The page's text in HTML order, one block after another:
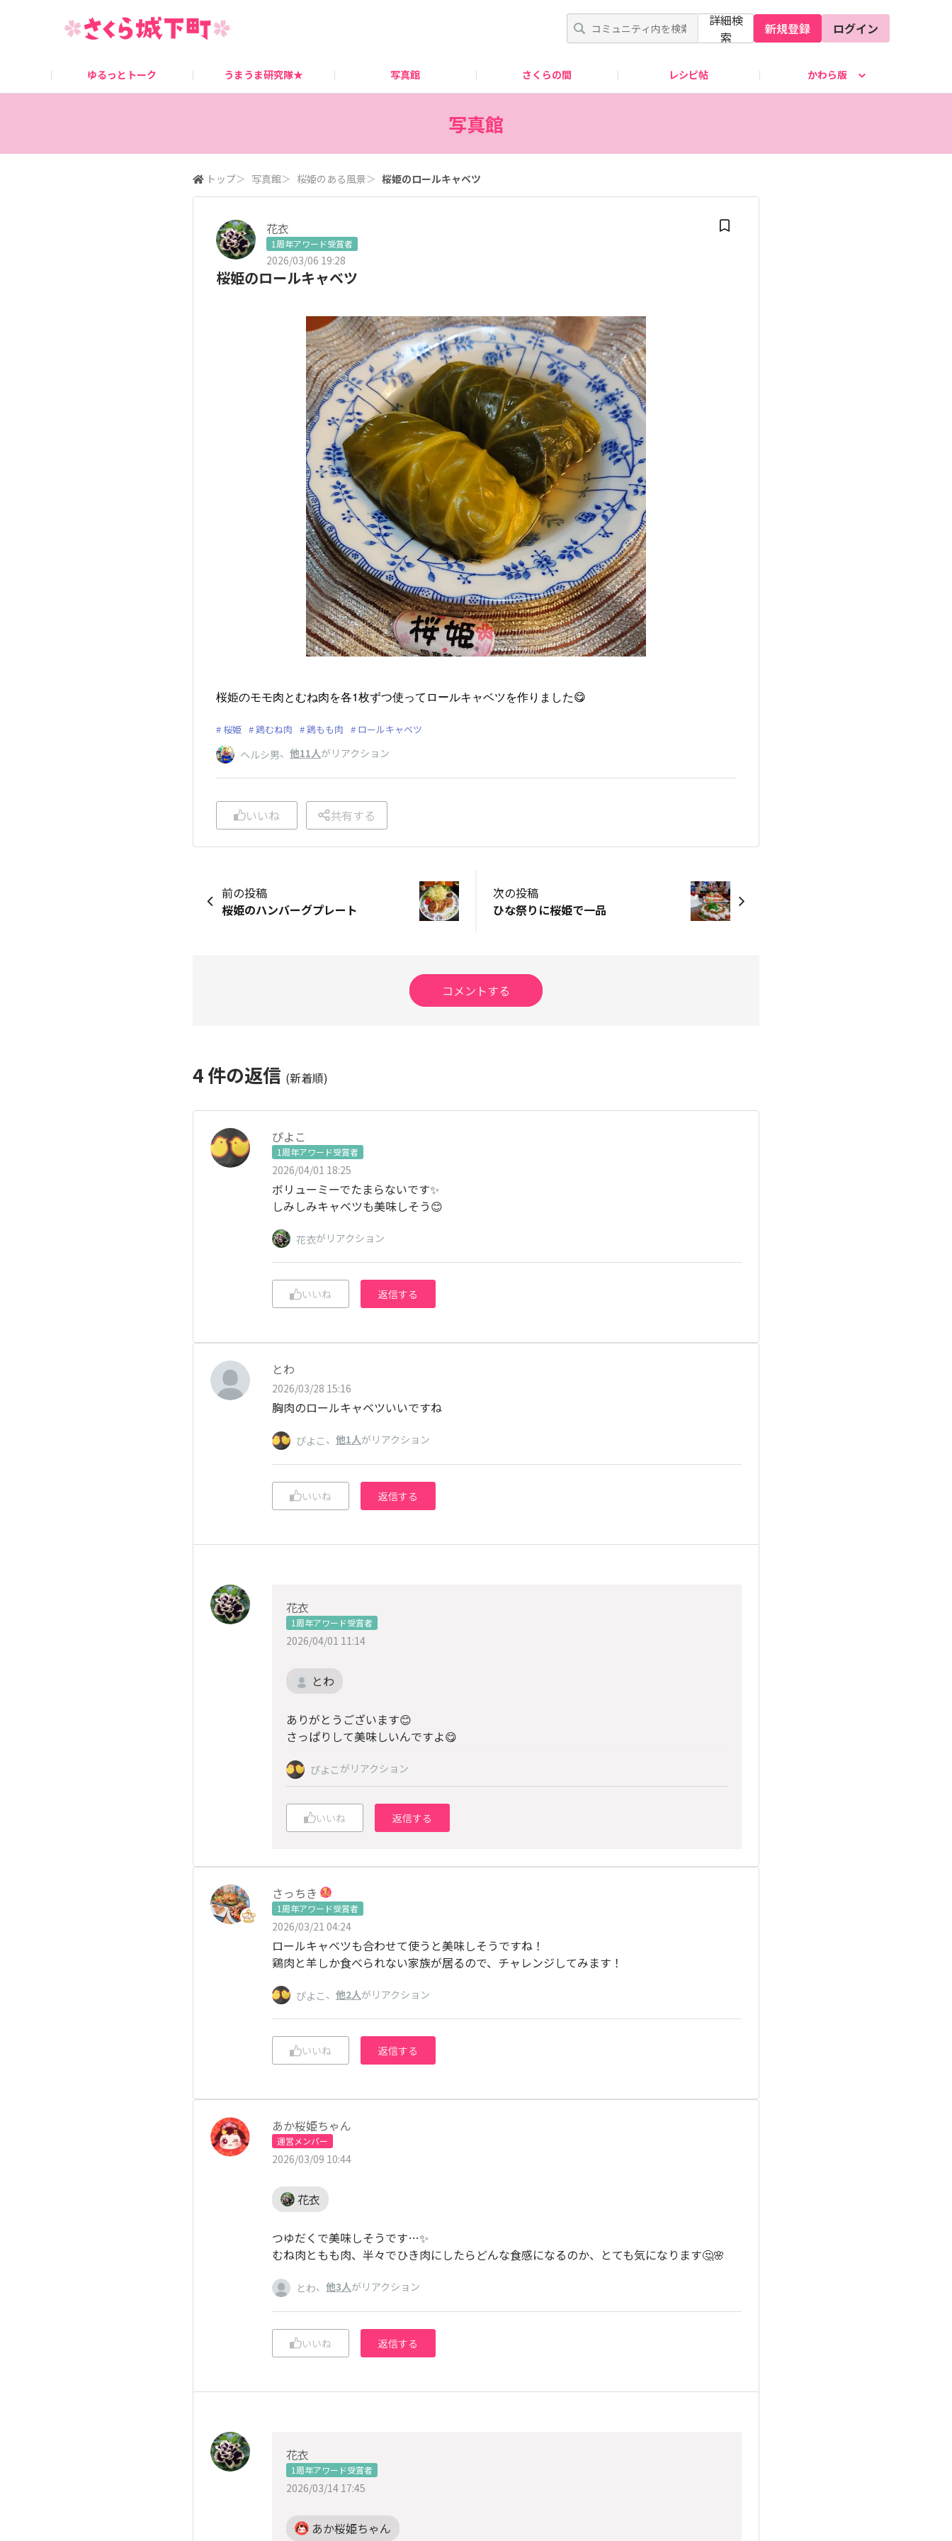
詳細検
索
新規登録 ログイン
ゆるっとトーク うまうま研究隊★ 写真館 さくらの間 レシピ帖 かわら版
写真館
トップ＞ 写真館＞ 桜姫のある風景＞ 桜姫のロールキャベツ
花衣
1周年アワード受賞者
2026/03/06 19:28
桜姫のロールキャベツ
桜姫のモモ肉とむね肉を各1枚ずつ使ってロールキャベツを作りました😋
桜姫 鶏むね肉 鶏もも肉 ロールキャベツ
ヘルシ男、 他11人がリアクション
いいね 共有する
前の投稿
桜姫のハンバーグプレート
次の投稿
ひな祭りに桜姫で一品
コメントする
4件の返信 (新着順)
ぴよこ
1周年アワード受賞者
2026/04/01 18:25
ボリューミーでたまらないです✨️
しみしみキャベツも美味しそう😊
花衣がリアクション
いいね 返信する
とわ
2026/03/28 15:16
胸肉のロールキャベツいいですね
ぴよこ 、 他1人がリアクション
いいね 返信する
花衣
1周年アワード受賞者
2026/04/01 11:14
とわ
ありがとうございます😊
さっぱりして美味しいんですよ😋
ぴよこ がリアクション
いいね 返信する
さっちき
1周年アワード受賞者
2026/03/21 04:24
ロールキャベツも合わせて使うと美味しそうですね！
鶏肉と羊しか食べられない家族が居るので、チャレンジしてみます！
ぴよこ 、 他2人がリアクション
いいね 返信する
あか桜姫ちゃん
運営メンバー
2026/03/09 10:44
花衣
つゆだくで美味しそうです…✨
むね肉ともも肉、半々でひき肉にしたらどんな食感になるのか、とても気になります🤔🌸
とわ、 他3人がリアクション
いいね 返信する
花衣
1周年アワード受賞者
2026/03/14 17:45
あか桜姫ちゃん